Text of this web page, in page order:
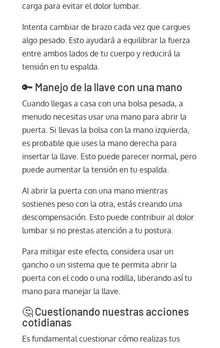
carga para evitar el dolor lumbar.
Intenta cambiar de brazo cada vez que cargues
algo pesado. Esto ayudará a equilibrar la fuerza
entre ambos lados de tu cuerpo y reducirá la
tensión en tu espalda.
🔑 Manejo de la llave con una mano
Cuando llegas a casa con una bolsa pesada, a
menudo necesitas usar una mano para abrir la
puerta. Si llevas la bolsa con la mano izquierda,
es probable que uses la mano derecha para
insertar la llave. Esto puede parecer normal, pero
puede aumentar la tensión en tu espalda.
Al abrir la puerta con una mano mientras
sostienes peso con la otra, estás creando una
descompensación. Esto puede contribuir al dolor
lumbar si no prestas atención a tu postura.
Para mitigar este efecto, considera usar un
gancho o un sistema que te permita abrir la
puerta con el codo o una rodilla, liberando así tu
mano para manejar la llave.
🤔 Cuestionando nuestras acciones
cotidianas
Es fundamental cuestionar cómo realizas tus